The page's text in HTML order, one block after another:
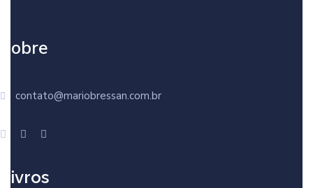
Sobre
contato@mariobressan.com.br
Livros